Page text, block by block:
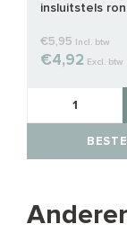
insluitstels
€5,95 Incl. btw
€4,92 Excl. btw